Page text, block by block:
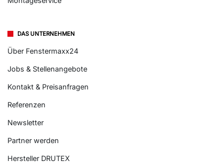
DAS UNTERNEHMEN
Über Fenstermaxx24
Jobs & Stellenangebote
Kontakt & Preisanfragen
Referenzen
Newsletter
Partner werden
Hersteller DRUTEX